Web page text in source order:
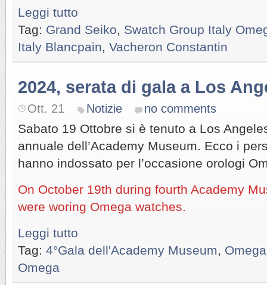
Leggi tutto
Tag: Grand Seiko, Swatch Group Italy
Italy Blancpain, Vacheron Constantin
2024, serata di gala a Los
Ott. 21 Notizie no comments
Sabato 19 Ottobre si è tenuto a Los
annuale dell’Academy Museum. Ecco i
hanno indossato per l’occasione orologi
On October 19th during fourth Academy
were woring Omega watches.
Leggi tutto
Tag: 4°Gala dell'Academy Museum, Omega
Omega